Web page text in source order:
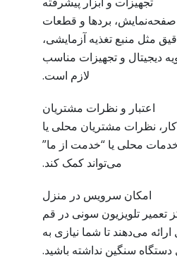
صفحه‌نمایش، بردها و قطعات
مثل منبع تغذیه آزمایشی،
دیجیتال و تجهیزات مناسب
لازم است.
اعتبار و نظرات مشتریان
نظرات مشتریان محلی یا
محلی یا “خدمت از ما”
می‌تواند کمک کند.
امکان سرویس در منزل
تعمیر تلویزیون سونی در قم
می‌دهند تا شما نیازی به
سنگین نداشته باشید.